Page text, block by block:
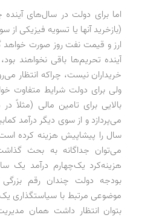
اما برای دولت در سال‌های
(بازخرید آنها یا تسویه فیزیکی
ارز و قیمت نفت روز صورت
آینده تحریم‌ها باقی نخواهند
خریداران نیست، چراکه انتظار
ولی برای دولت شرایط متفاوت
بالایی برای تامین مالی (مثلاً
می‌پردازد و از سوی دیگر درآمد
سال را پیشاپیش هزینه کرده
می‌توان جداگانه به بحث
هزینه‌کرد یک‌چهارم درآمد
بودجه دولت چندان رقم
موضوعی مرتبط با
بتوان انتظار داشت همان